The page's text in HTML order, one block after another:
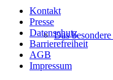
Das
Kontakt
Presse
Datenschutz
Barrierefreiheit
AGB
Impressum